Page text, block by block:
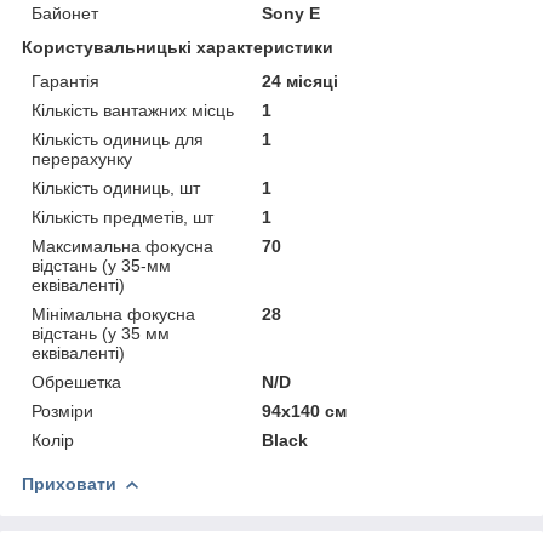
Байонет
Sony E
Користувальницькі характеристики
Гарантія
24 місяці
Кількість вантажних місць
1
Кількість одиниць для
перерахунку
1
Кількість одиниць, шт
1
Кількість предметів, шт
1
Максимальна фокусна
відстань (у 35-мм
еквіваленті)
70
Мінімальна фокусна
відстань (у 35 мм
еквіваленті)
28
Обрешетка
N/D
Розміри
94x140 см
Колір
Black
Приховати